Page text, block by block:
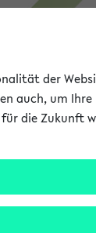
der
auch, um
die Zukunft